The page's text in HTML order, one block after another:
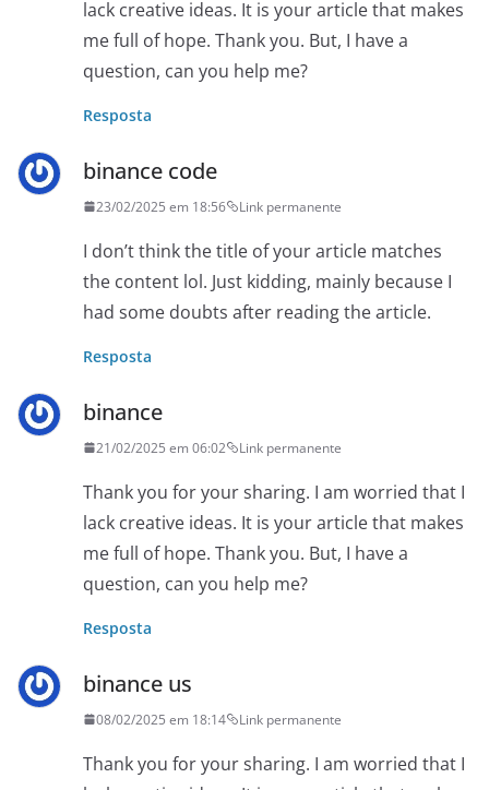
lack creative ideas. It is your article that makes
me full of hope. Thank you. But, I have a
question, can you help me?
Resposta
binance code
23/02/2025 em 18:56 Link permanente
I don’t think the title of your article matches
the content lol. Just kidding, mainly because I
had some doubts after reading the article.
Resposta
binance
21/02/2025 em 06:02 Link permanente
Thank you for your sharing. I am worried that I
lack creative ideas. It is your article that makes
me full of hope. Thank you. But, I have a
question, can you help me?
Resposta
binance us
08/02/2025 em 18:14 Link permanente
Thank you for your sharing. I am worried that I